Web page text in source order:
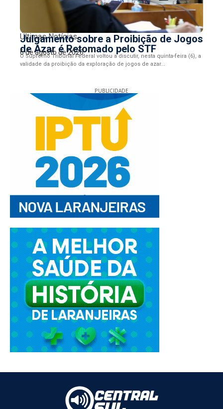
Últimas Notícias
Julgamento sobre a Proibição de Jogos
de Azar é Retomado pelo STF
6 de agosto de 2026
O Supremo Tribunal Federal voltou a discutir, nesta quinta-feira (6), a
validade da proibição da exploração de jogos de azar...
PUBLICIDADE